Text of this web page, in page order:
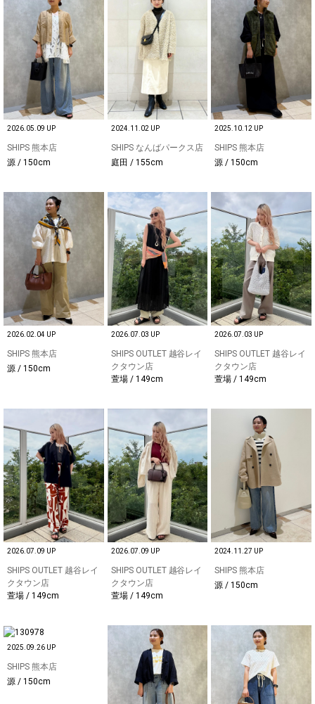
2026.05.09 UP
SHIPS 熊本店
源 / 150cm
2024.11.02 UP
SHIPS なんばパークス店
庭田 / 155cm
2025.10.12 UP
SHIPS 熊本店
源 / 150cm
2026.02.04 UP
SHIPS 熊本店
源 / 150cm
2026.07.03 UP
SHIPS OUTLET 越谷レイ
クタウン店
萱場 / 149cm
2026.07.03 UP
SHIPS OUTLET 越谷レイ
クタウン店
萱場 / 149cm
2026.07.09 UP
SHIPS OUTLET 越谷レイ
クタウン店
萱場 / 149cm
2026.07.09 UP
SHIPS OUTLET 越谷レイ
クタウン店
萱場 / 149cm
2024.11.27 UP
SHIPS 熊本店
源 / 150cm
2025.09.26 UP
SHIPS 熊本店
源 / 150cm